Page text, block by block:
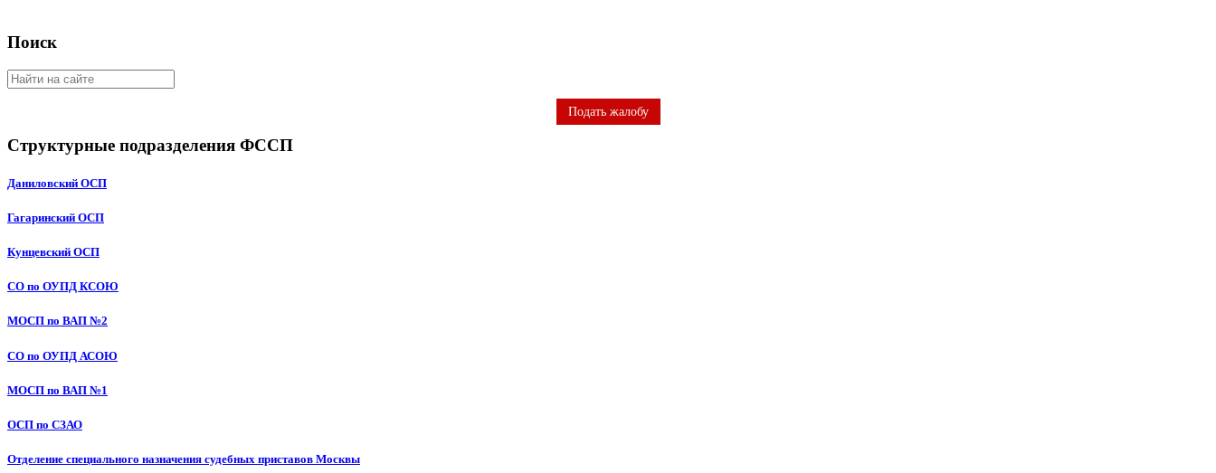
Поиск
Подать жалобу
Структурные подразделения ФССП
Даниловский ОСП
Гагаринский ОСП
Кунцевский ОСП
СО по ОУПД КСОЮ
МОСП по ВАП №2
СО по ОУПД АСОЮ
МОСП по ВАП №1
ОСП по СЗАО
Отделение специального назначения судебных приставов Москвы